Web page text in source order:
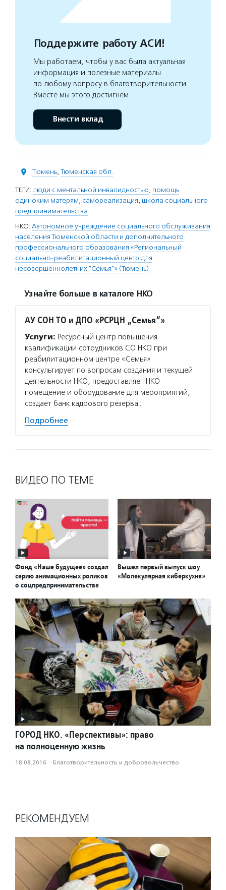
Поддержите работу АСИ!
Мы работаем, чтобы у вас была актуальная
информация и полезные материалы
по любому вопросу в благотворительности.
Вместе мы этого достигнем
Внести вклад
Тюмень, Тюменская обл.
ТЕГИ: люди с ментальной инвалидностью, помощь
одиноким матерям, самореализация, школа социального
предпринимательства
НКО: Автономное учреждение социального обслуживания
населения Тюменской области и дополнительного
профессионального образования «Региональный
социально-реабилитационный центр для
несовершеннолетних "Семья"» (Тюмень)
Узнайте больше в каталоге НКО
АУ СОН ТО и ДПО «РСРЦН „Семья“»
Услуги: Ресурсный центр повышения
квалификации сотрудников СО НКО при
реабилитационном центре «Семья»
консультирует по вопросам создания и текущей
деятельности НКО, предоставляет НКО
помещение и оборудование для мероприятий,
создает банк кадрового резерва…
Подробнее
ВИДЕО ПО ТЕМЕ
Фонд «Наше будущее» создал
серию анимационных роликов
о соцпредпринимательстве
Вышел первый выпуск шоу
«Молекулярная киберкухня»
ГОРОД НКО. «Перспективы»: право
на полноценную жизнь
18.08.2016 · Благотвори­тель­ность и доброволь­чест­во
РЕКОМЕНДУЕМ